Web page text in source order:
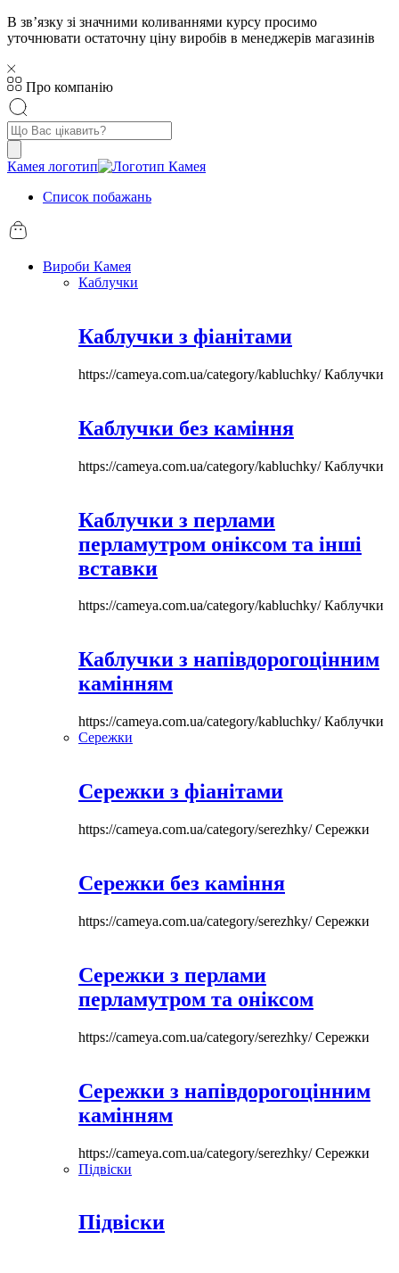
В звʼязку зі значними коливаннями курсу просимо
уточнювати остаточну ціну виробів в менеджерів магазинів
Про компанію
Пошук
товарів
Камея логотип
Список побажань
Вироби Камея
Каблучки
Каблучки з фіанітами
https://cameya.com.ua/category/kabluchky/Каблучки
Каблучки без каміння
https://cameya.com.ua/category/kabluchky/Каблучки
Каблучки з перлами
перламутром оніксом та інші
вставки
https://cameya.com.ua/category/kabluchky/Каблучки
Каблучки з напівдорогоцінним
камінням
https://cameya.com.ua/category/kabluchky/Каблучки
Сережки
Сережки з фіанітами
https://cameya.com.ua/category/serezhky/Сережки
Сережки без каміння
https://cameya.com.ua/category/serezhky/Сережки
Сережки з перлами
перламутром та оніксом
https://cameya.com.ua/category/serezhky/Сережки
Сережки з напівдорогоцінним
камінням
https://cameya.com.ua/category/serezhky/Сережки
Підвіски
Підвіски